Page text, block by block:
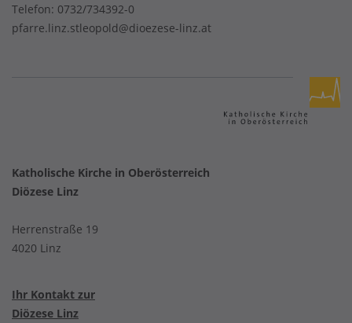
Telefon: 0732/734392-0
pfarre.linz.stleopold@dioezese-linz.at
Katholische Kirche in Oberösterreich
Diözese Linz
Herrenstraße 19
4020 Linz
Ihr Kontakt zur
Diözese Linz